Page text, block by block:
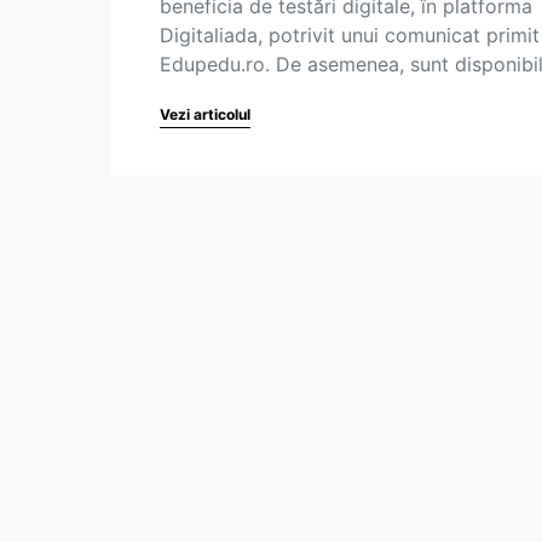
beneficia de testări digitale, în platforma
Digitaliada, potrivit unui comunicat
Edupedu.ro. De asemenea, sunt
Vezi articolul